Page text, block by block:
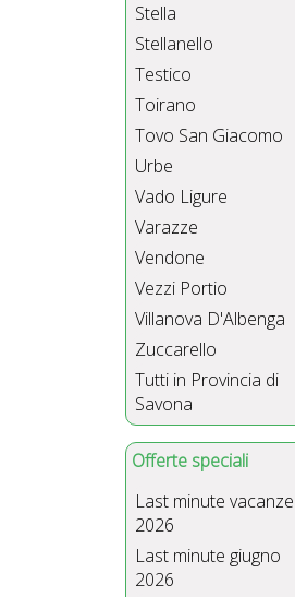
Stella
Stellanello
Testico
Toirano
Tovo San Giacomo
Urbe
Vado Ligure
Varazze
Vendone
Vezzi Portio
Villanova D'Albenga
Zuccarello
Tutti in Provincia di
Savona
Offerte speciali
Last minute vacanze
2026
Last minute giugno
2026